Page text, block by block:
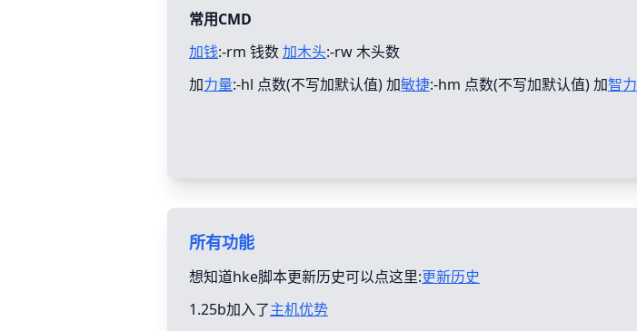
常用CMD
加钱:-rm 钱数加木头:-rw 木头数
加力量:-hl 点数(不写加默认值) 加敏捷:-hm 点数(不写加默认值) 加智力
所有功能
想知道hke脚本更新历史可以点这里:更新历史
1.25b加入了主机优势